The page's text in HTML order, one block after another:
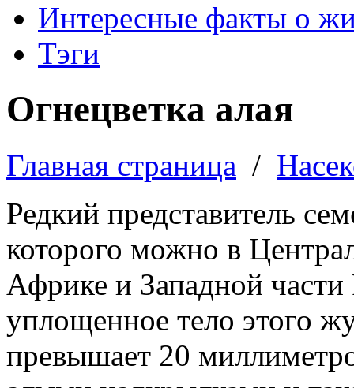
Интересные факты о
Тэги
Огнецветка алая
Главная страница /
Редкий представитель
которого можно в
Африке и Западной части
уплощенное тело этого
превышает 20